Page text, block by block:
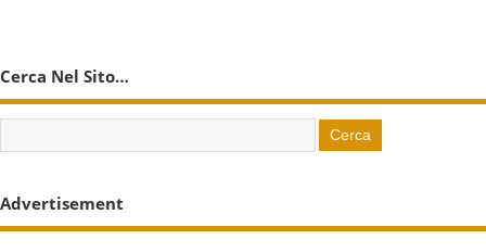
Cerca Nel Sito…
Advertisement